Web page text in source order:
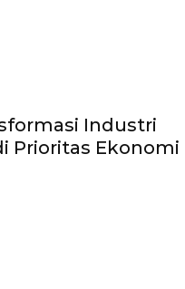
Industri
Prioritas Ekonomi